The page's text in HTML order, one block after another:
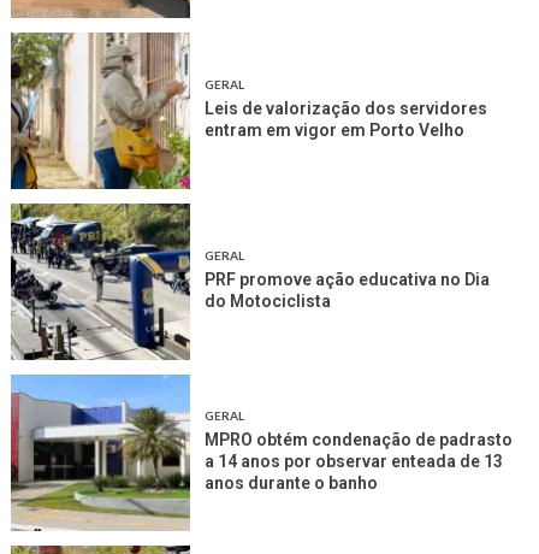
GERAL
Leis de valorização dos servidores
entram em vigor em Porto Velho
GERAL
PRF promove ação educativa no Dia
do Motociclista
GERAL
MPRO obtém condenação de padrasto
a 14 anos por observar enteada de 13
anos durante o banho